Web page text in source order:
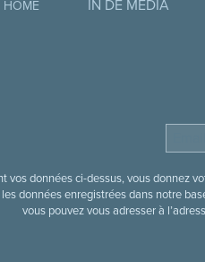
HOME IN DE MEDIA
vos données ci-dessus, vous donnez
données enregistrées dans notre
vous pouvez vous adresser à